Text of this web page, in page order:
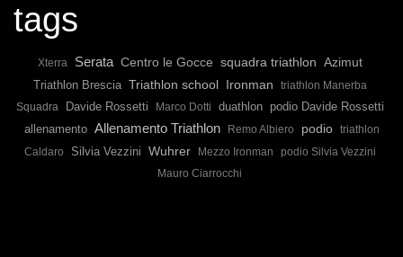
tags
Xterra Serata Centro le Gocce squadra triathlon Azimut
Triathlon Brescia Triathlon school Ironman triathlon Manerba
Squadra Davide Rossetti Marco Dotti duathlon
podio Davide Rossetti
allenamento Allenamento Triathlon Remo Albiero podio
triathlon
Caldaro
Silvia Vezzini Wuhrer Mezzo Ironman
podio Silvia Vezzini
Mauro Ciarrocchi